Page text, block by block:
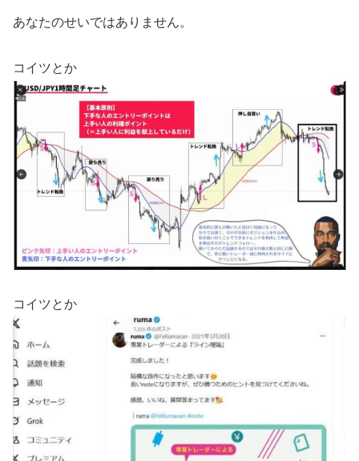
あなたのせいではありません。
コイツとか
コイツとか